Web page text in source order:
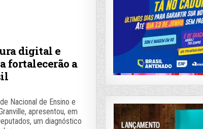
digital e
fortalecerão a
Nacional de Ensino e
apresentou, em
um diagnóstico